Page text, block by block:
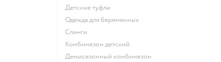
Детские туфли
Одежда для беременных
Слинги
Комбинезон детский
Демисезонный комбинезон